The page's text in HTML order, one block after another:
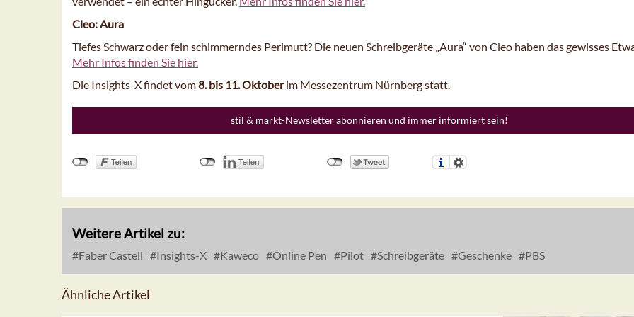
Cleo: Aura
Tiefes Schwarz oder fein schimmerndes Perlmutt? Die neuen Schreibgeräte „Aura“ von Cleo haben das gewisses
Mehr Infos finden Sie hier.
Die Insights-X findet vom8. bis 11. Oktoberim Messezentrum Nürnberg statt.
stil & markt-Newsletter abonnieren und immer informiert sein!
Weitere Artikel zu:
Faber Castell Insights-X Kaweco Online Pen Pilot Schreibgeräte Geschenke PBS
Ähnliche Artikel